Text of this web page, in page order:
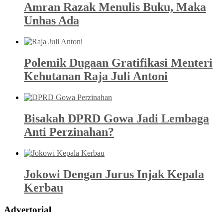
Amran Razak Menulis Buku, Maka
Unhas Ada
Polemik Dugaan Gratifikasi Menteri
Kehutanan Raja Juli Antoni
Bisakah DPRD Gowa Jadi Lembaga
Anti Perzinahan?
Jokowi Dengan Jurus Injak Kepala
Kerbau
Advertorial